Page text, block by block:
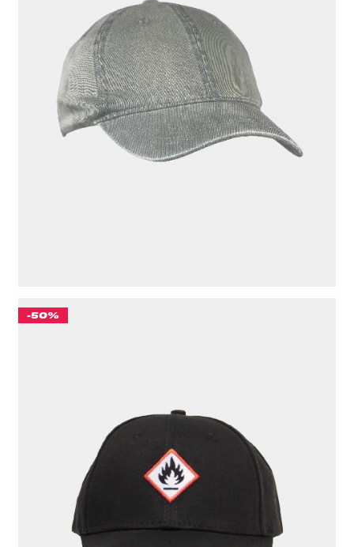
БЕЙСБОЛКА "CULT" BLANK GARMENT DYED ЗЕЛЕНЫЙ
776 ₽
-50%
БЕЙСБОЛКА "CULT" "С ОГОНЬКОМ" 6 PANEL ВЫШИВКА
(КЛАССИКА)
831 ₽